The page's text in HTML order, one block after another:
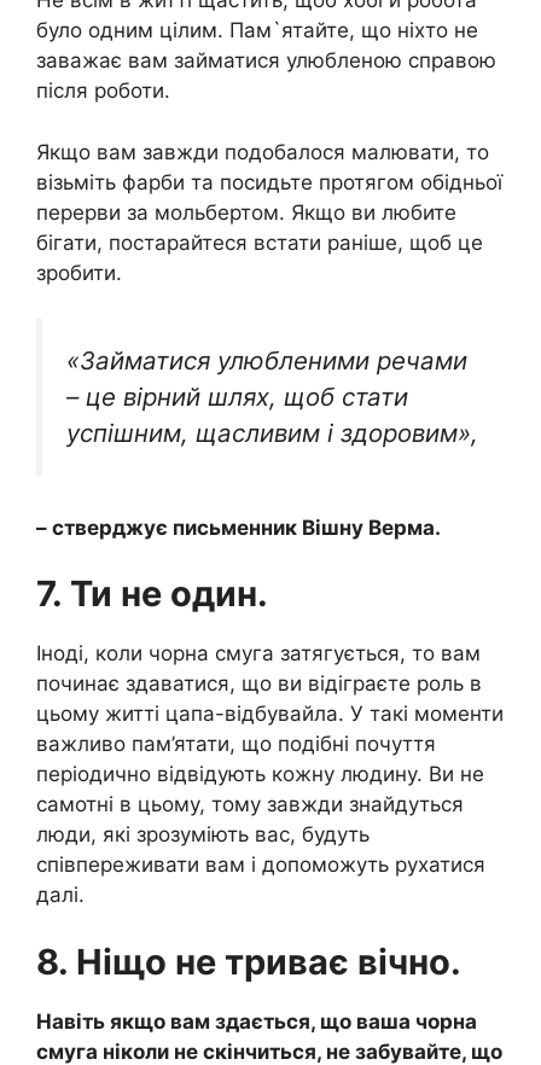
було одним цілим. Пам`ятайте, що ніхто не
заважає вам займатися улюбленою справою
після роботи.
Якщо вам завжди подобалося малювати, то
візьміть фарби та посидьте протягом обідньої
перерви за мольбертом. Якщо ви любите
бігати, постарайтеся встати раніше, щоб це
зробити.
«Займатися улюбленими речами
– це вірний шлях, щоб стати
успішним, щасливим і здоровим»,
– стверджує письменник Вішну Верма.
7. Ти не один.
Іноді, коли чорна смуга затягується, то вам
починає здаватися, що ви відіграєте роль в
цьому житті цапа-відбувайла. У такі моменти
важливо пам’ятати, що подібні почуття
періодично відвідують кожну людину. Ви не
самотні в цьому, тому завжди знайдуться
люди, які зрозуміють вас, будуть
співпереживати вам і допоможуть рухатися
далі.
8. Ніщо не триває вічно.
Навіть якщо вам здається, що ваша чорна
смуга ніколи не скінчиться, не забувайте, що